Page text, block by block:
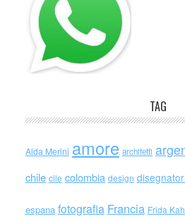
TAG
Alda Merini amore architetti
chile cile colombia design
espana fotografia Francia Frida